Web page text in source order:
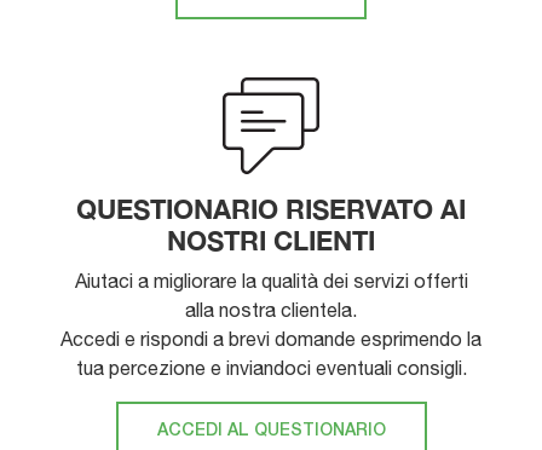
QUESTIONARIO RISERVATO AI
NOSTRI CLIENTI
Aiutaci a migliorare la qualità dei servizi offerti
alla nostra clientela.
Accedi e rispondi a brevi domande esprimendo la
tua percezione e inviandoci eventuali consigli.
ACCEDI AL QUESTIONARIO